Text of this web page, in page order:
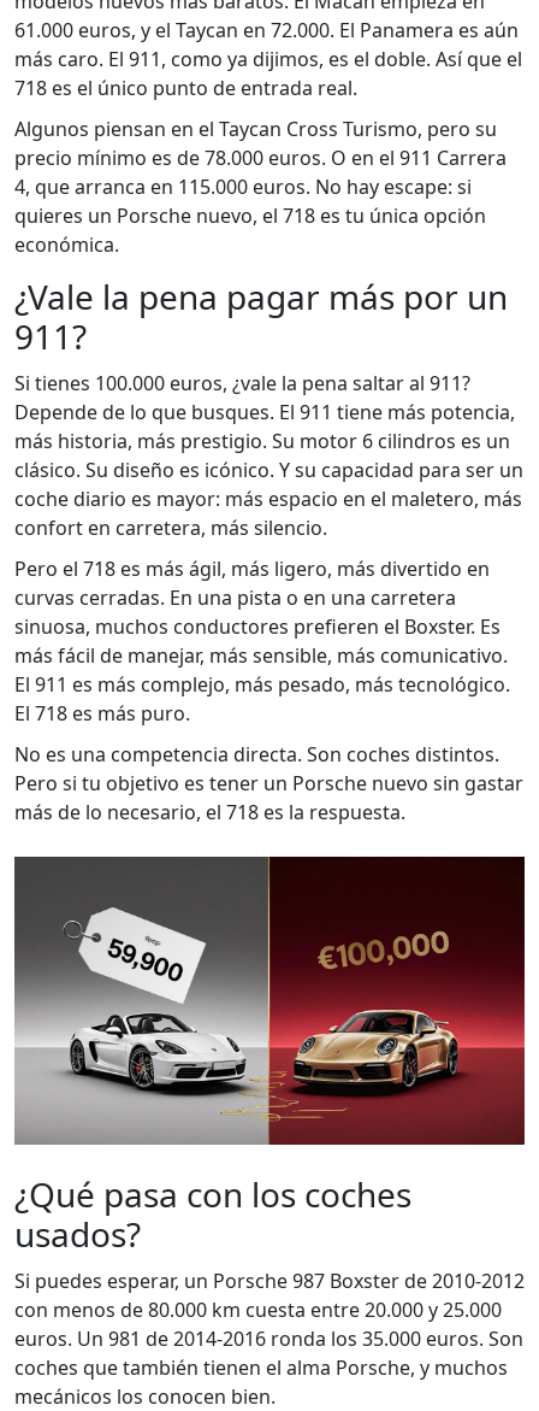
61.000 euros, y el Taycan en 72.000. El Panamera es aún
más caro. El 911, como ya dijimos, es el doble. Así que el
718 es el único punto de entrada real.
Algunos piensan en el Taycan Cross Turismo, pero su
precio mínimo es de 78.000 euros. O en el 911 Carrera
4, que arranca en 115.000 euros. No hay escape: si
quieres un Porsche nuevo, el 718 es tu única opción
económica.
¿Vale la pena pagar más por un
911?
Si tienes 100.000 euros, ¿vale la pena saltar al 911?
Depende de lo que busques. El 911 tiene más potencia,
más historia, más prestigio. Su motor 6 cilindros es un
clásico. Su diseño es icónico. Y su capacidad para ser un
coche diario es mayor: más espacio en el maletero, más
confort en carretera, más silencio.
Pero el 718 es más ágil, más ligero, más divertido en
curvas cerradas. En una pista o en una carretera
sinuosa, muchos conductores prefieren el Boxster. Es
más fácil de manejar, más sensible, más comunicativo.
El 911 es más complejo, más pesado, más tecnológico.
El 718 es más puro.
No es una competencia directa. Son coches distintos.
Pero si tu objetivo es tener un Porsche nuevo sin gastar
más de lo necesario, el 718 es la respuesta.
¿Qué pasa con los coches
usados?
Si puedes esperar, un Porsche 987 Boxster de 2010-2012
con menos de 80.000 km cuesta entre 20.000 y 25.000
euros. Un 981 de 2014-2016 ronda los 35.000 euros. Son
coches que también tienen el alma Porsche, y muchos
mecánicos los conocen bien.